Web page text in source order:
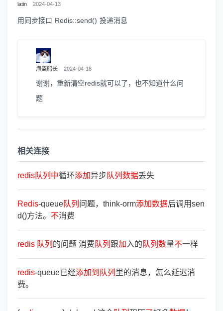
latin 2024-04-13
用同步接口 Redis::send() 投递消息
海盗船长 2024-04-18
谢谢，重新清空redis就可以了，也不知道什么问
题
相关连接
redis队列 中循环添加异步 队列 数据丢失
Redis-queue队列 问题，think-orm添加数据后调用sen
d()方法。 不消费
redis 队列 的问题 消费 队列 跟加 入的 队列 数量不一样
redis-queue已经添加到 队列 里的消息，怎么延迟消
费。